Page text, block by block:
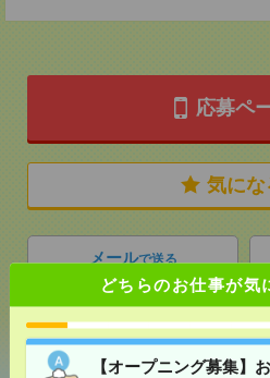
どちらのお仕事が気
【オープニング募集】
応募ペ
気にな
メールで送る
シェア ツイート